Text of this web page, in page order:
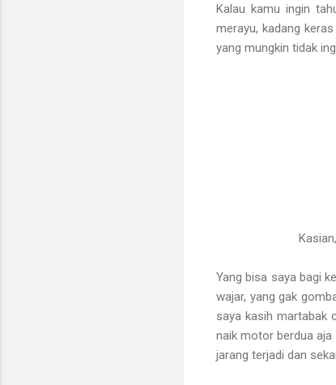
Kalau kamu ingin
merayu, kadang
yang mungkin tidak
Yang bisa saya bagi
wajar, yang gak
saya kasih martabak
naik motor berdua
jarang terjadi dan